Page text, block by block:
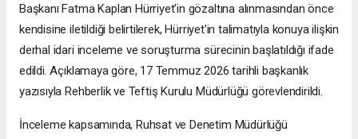
Başkanı Fatma Kaplan Hürriyet'in gözaltına alınmasından önce
kendisine iletildiği belirtilerek, Hürriyet'in talimatıyla konuya ilişkin
derhal idari inceleme ve soruşturma sürecinin başlatıldığı ifade
edildi. Açıklamaya göre, 17 Temmuz 2026 tarihli başkanlık
yazısıyla Rehberlik ve Teftiş Kurulu Müdürlüğü görevlendirildi.
İnceleme kapsamında, Ruhsat ve Denetim Müdürlüğü